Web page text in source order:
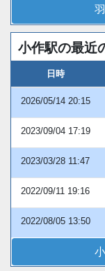
小作駅の最近
日時
2026/05/14 20:15
2023/09/04 17:19
2023/03/28 11:47
2022/09/11 19:16
2022/08/05 13:50